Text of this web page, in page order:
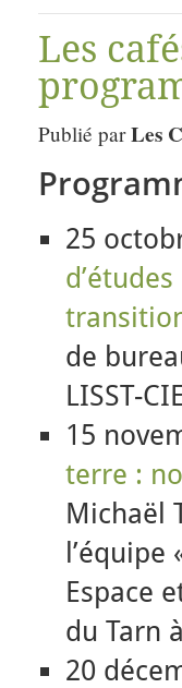
Les
Publié parLes
25
de
LISST-
15
terre :
Michaël
Espace
du Tarn
20